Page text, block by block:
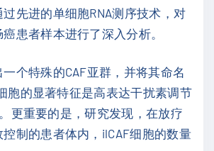
先进的单细胞RNA测序技术，对
患者样本进行了深入分析。
个特殊的CAF亚群，并将其命名
胞的显著特征是高表达干扰素调节
更重要的是，研究发现，在放疗
制的患者体内，ilCAF细胞的数量